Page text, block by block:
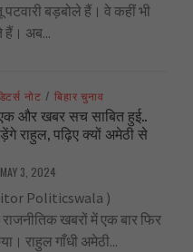
बड़बोले हैं। वे कहीं भी
हैं। अब...
नोट / बिहार चुनाव
एक और खबर सच साबित हुई..
राहुल, पढ़िए क्यों अमेठी से
MAY 3, 2024
Politicswala )
खबरों में एक बार फिर
राहुल गाँधी अमेठी...